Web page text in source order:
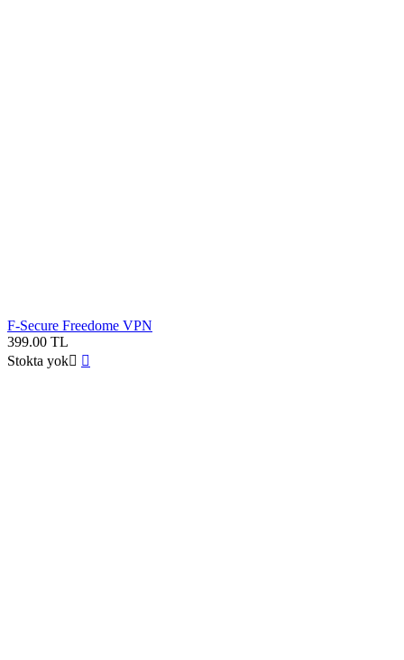
F-Secure Freedome VPN
399.00 TL
Stokta yok 